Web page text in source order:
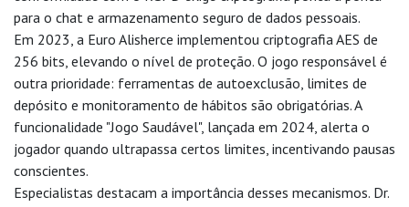
para o chat e armazenamento seguro de dados pessoais.
Em 2023, a Euro Alisherce implementou criptografia AES de
256 bits, elevando o nível de proteção. O jogo responsável é
outra prioridade: ferramentas de autoexclusão, limites de
depósito e monitoramento de hábitos são obrigatórias. A
funcionalidade "Jogo Saudável", lançada em 2024, alerta o
jogador quando ultrapassa certos limites, incentivando pausas
conscientes.
Especialistas destacam a importância desses mecanismos. Dr.